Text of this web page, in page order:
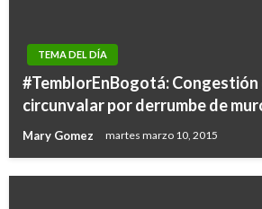
TEMA DEL DÍA
#TemblorEnBogotá: Congestión
circunvalar por derrumbe de
Mary Gomez martes marzo 10, 2015